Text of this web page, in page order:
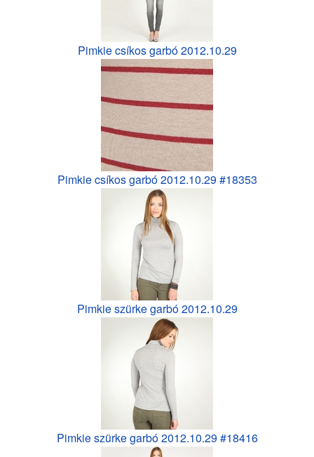
Pimkie csíkos garbó 2012.10.29
Pimkie csíkos garbó 2012.10.29 #18353
Pimkie szürke garbó 2012.10.29
Pimkie szürke garbó 2012.10.29 #18416